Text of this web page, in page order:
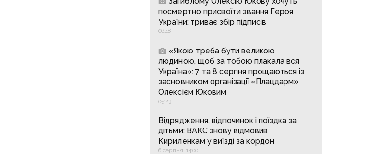
посмертно присвоїти звання Героя
України: триває збір підписів
06:48
«Якою треба бути великою
людиною, щоб за тобою плакала вся
Україна»: 7 та 8 серпня прощаються із
засновником організації «Плацдарм»
Олексієм Юковим
05:23
Відрядження, відпочинок і поїздка за
дітьми: ВАКС знову відмовив
Кириленкам у виїзді за кордон
6 серпня, 14:00